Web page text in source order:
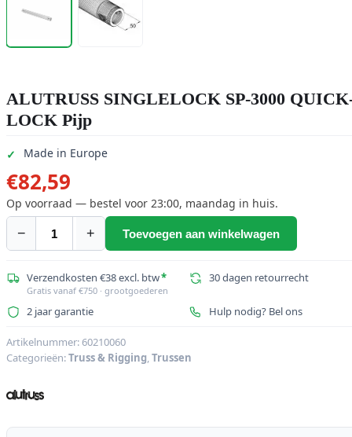
ALUTRUSS SINGLELOCK SP-3000
LOCK Pijp
Made in Europe
€82,59
Op voorraad — bestel voor 23:00, maandag in huis.
−
ALUTRUSS
SP-
3000
QUICK-
Pijp
aantal
+ Toevoegen aan winkelwagen
Verzendkosten €38 excl. btw*
Gratis vanaf €750 · grootgoederen
30 dagen retourrecht
2 jaar garantie Hulp nodig? Bel ons
Artikelnummer:60210060
Categorieën:Truss & Rigging,Trussen